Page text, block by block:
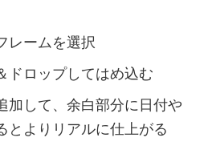
レームを選択
ドロップしてはめ込む
加して、余白部分に日付や
とよりリアルに仕上がる